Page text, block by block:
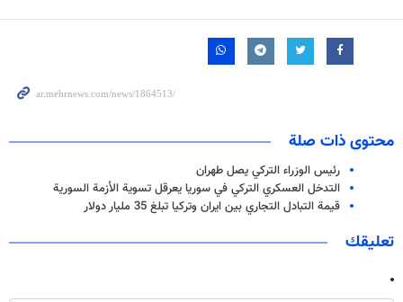
محتوى ذات صلة
رئيس الوزراء التركي يصل طهران
التدخل العسكري التركي في سوريا يعرقل تسوية الأزمة السورية
قيمة التبادل التجاري بين ايران وتركيا تبلغ 35 مليار دولار
تعليقك